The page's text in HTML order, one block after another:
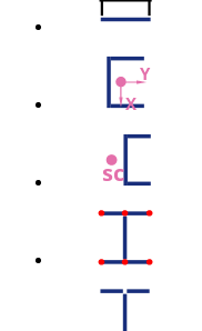
Y
X
sc